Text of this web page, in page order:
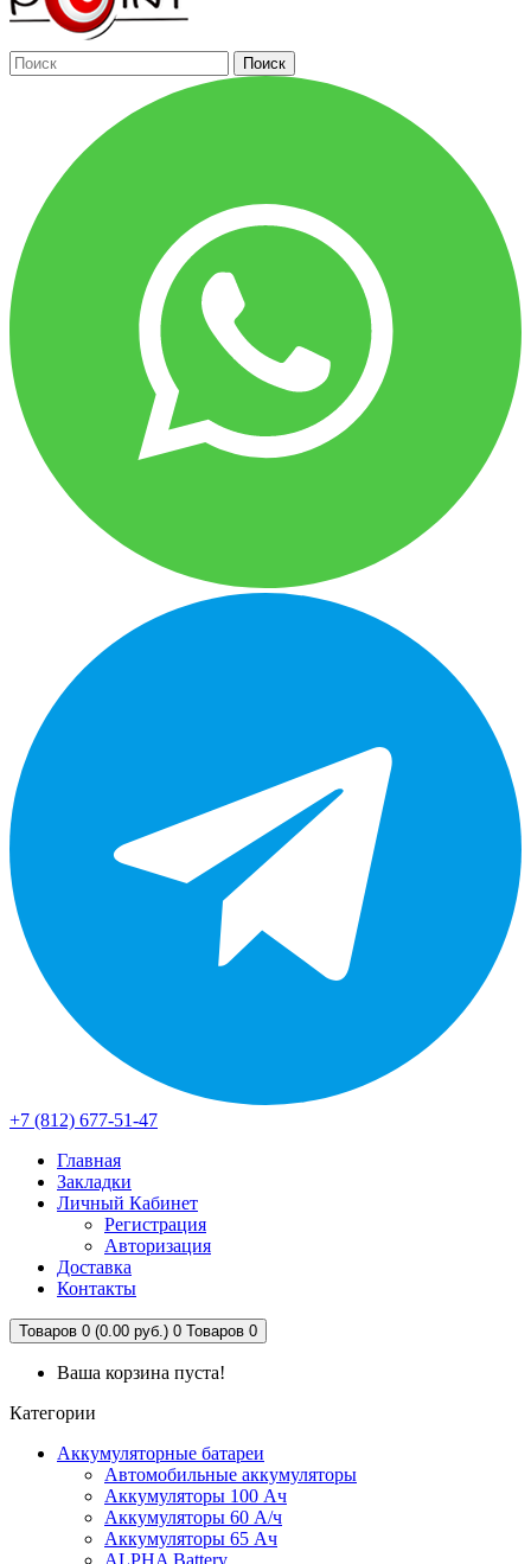
Поиск
+7 (812) 677-51-47
Главная
Закладки
Личный Кабинет
Регистрация
Авторизация
Доставка
Контакты
Товаров 0 (0.00 руб.) 0 Товаров 0
Ваша корзина пуста!
Категории
Аккумуляторные батареи
Автомобильные аккумуляторы
Аккумуляторы 100 Ач
Аккумуляторы 60 А/ч
Аккумуляторы 65 Ач
ALPHA Battery